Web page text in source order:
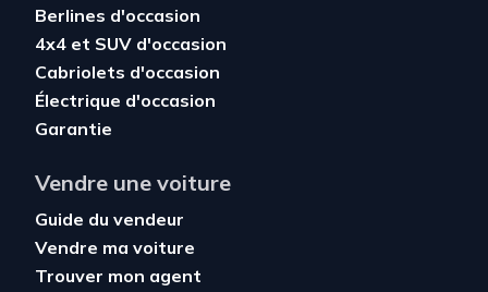
Berlines d'occasion
4x4 et SUV d'occasion
Cabriolets d'occasion
Électrique d'occasion
Garantie
Vendre une voiture
Guide du vendeur
Vendre ma voiture
Trouver mon agent